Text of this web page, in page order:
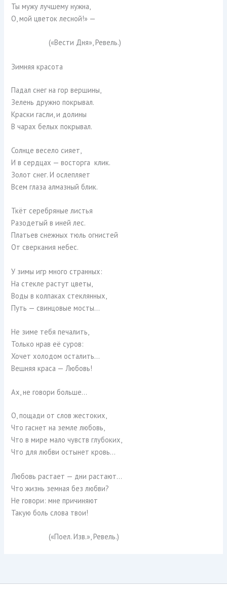
Ты мужу лучшему нужна,
О, мой цветок лесной!» —
(«Вести Дня», Ревель.)
Зимняя красота
Падал снег на гор вершины,
Зелень дружно покрывал.
Краски гасли, и долины
В чарах белых покрывал.
Солнце весело сияет,
И в сердцах — восторга клик.
Золот снег. И ослепляет
Всем глаза алмазный блик.
Ткёт серебряные листья
Разодетый в иней лес.
Платьев снежных тюль огнистей
От сверкания небес.
У зимы игр много странных:
На стекле растут цветы,
Воды в колпаках стеклянных,
Путь — свинцовые мосты…
Не зиме тебя печалить,
Только нрав её суров:
Хочет холодом осталить…
Вешняя краса — Любовь!
Aх, не говори больше…
О, пощади от слов жестоких,
Что гаснет на земле любовь,
Что в мире мало чувств глубоких,
Что для любви остынет кровь…
Любовь растает — дни растают…
Что жизнь земная без любви?
Не говори: мне причиняют
Такую боль слова твои!
(«Поел. Изв.», Ревель.)